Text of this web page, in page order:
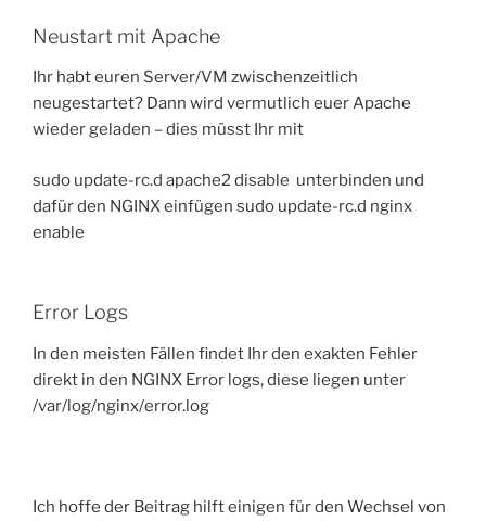
Neustart mit Apache
Ihr habt euren Server/VM zwischenzeitlich
neugestartet? Dann wird vermutlich euer Apache
wieder geladen – dies müsst Ihr mit
sudo update-rc.d apache2 disable unterbinden und
dafür den NGINX einfügen sudo update-rc.d nginx
enable
Error Logs
In den meisten Fällen findet Ihr den exakten Fehler
direkt in den NGINX Error logs, diese liegen unter
/var/log/nginx/error.log
Ich hoffe der Beitrag hilft einigen für den Wechsel von